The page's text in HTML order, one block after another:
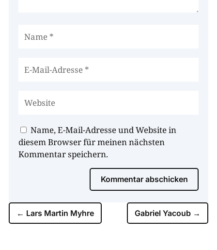
Name, E-Mail-Adresse und Website in
diesem Browser für meinen nächsten
Kommentar speichern.
Kommentar abschicken
← Lars Martin Myhre Gabriel Yacoub →